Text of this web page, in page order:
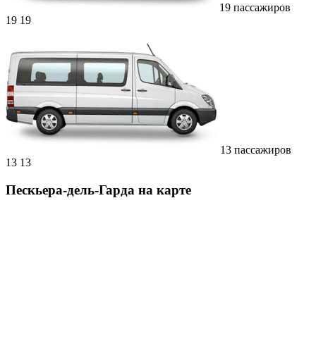
19 пассажиров
19 19
13 пассажиров
13 13
Пескьера-дель-Гарда на карте